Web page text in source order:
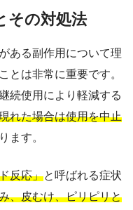
その対処法
ある副作用について理
とは非常に重要です。
続使用により軽減する
れた場合は使用を中止
ます。
反応」と呼ばれる症状
、皮むけ、ピリピリと